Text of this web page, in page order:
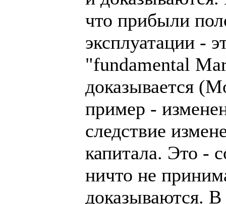
что прибыли
эксплуатации -
"fundamental
доказывается
пример -
следствие
капитала. Это -
ничто не
доказываются.